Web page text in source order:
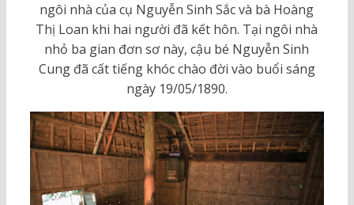
ngôi nhà của cụ Nguyễn Sinh Sắc và bà Hoàng
Thị Loan khi hai người đã kết hôn. Tại ngôi nhà
nhỏ ba gian đơn sơ này, cậu bé Nguyễn Sinh
Cung đã cất tiếng khóc chào đời vào buổi sáng
ngày 19/05/1890.